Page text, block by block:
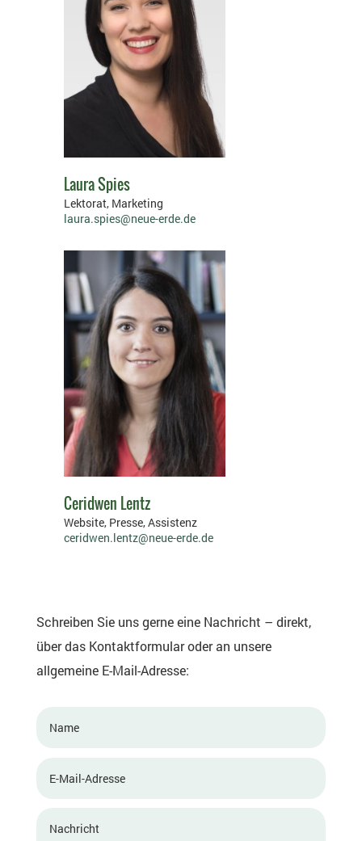
Laura Spies
Lektorat, Marketing
laura.spies@neue-erde.de
Ceridwen Lentz
Website, Presse, Assistenz
ceridwen.lentz@neue-erde.de
Schreiben Sie uns gerne eine Nachricht – direkt,
über das Kontaktformular oder an unsere
allgemeine E-Mail-Adresse: